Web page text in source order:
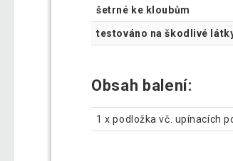
šetrné ke kloubům
testováno na škodlivé
Obsah balení:
1 x podložka vč. upínacích